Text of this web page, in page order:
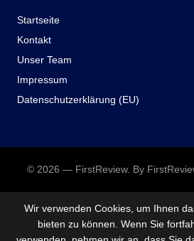
Startseite
Kontakt
Unser Team
Impressum
Datenschutzerklärung (EU)
© 2026 — FirstReview. By
Wir verwenden Cookies, um Ihnen
bieten zu können. Wenn Sie